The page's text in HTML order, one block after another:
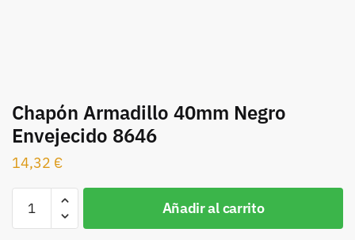
Chapón Armadillo 40mm Negro
Envejecido 8646
14,32 €
Armadillo
Añadir al carrito